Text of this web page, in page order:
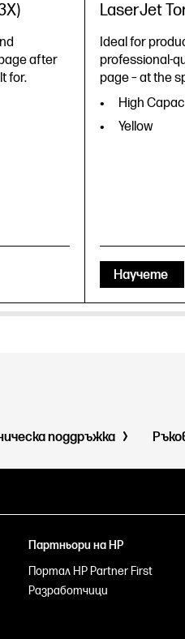
after
for.
LaserJet
Ideal for
professional-
page – at the
High
Yellow
Научете
поддръжка
Партньори на HP
Портал HP Partner First
Разработчици